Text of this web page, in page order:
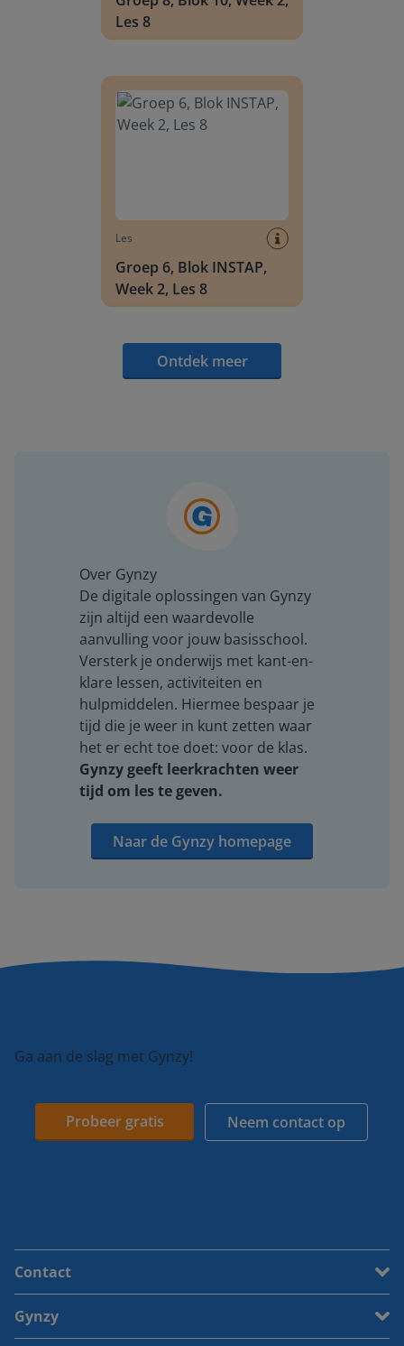
Les 8
Les
Groep 6, Blok INSTAP,
Week 2, Les 8
Ontdek meer
Over Gynzy
De digitale oplossingen van Gynzy
zijn altijd een waardevolle
aanvulling voor jouw basisschool.
Versterk je onderwijs met kant-en-
klare lessen, activiteiten en
hulpmiddelen. Hiermee bespaar je
tijd die je weer in kunt zetten waar
het er echt toe doet: voor de klas.
Gynzy geeft leerkrachten weer
tijd om les te geven.
Naar de Gynzy homepage
Ga aan de slag met Gynzy!
Probeer gratis Neem contact op
Contact
Gynzy